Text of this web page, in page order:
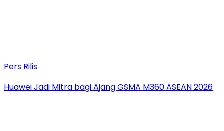
Pers Rilis
Huawei Jadi Mitra bagi Ajang GSMA M360 ASEAN 2026